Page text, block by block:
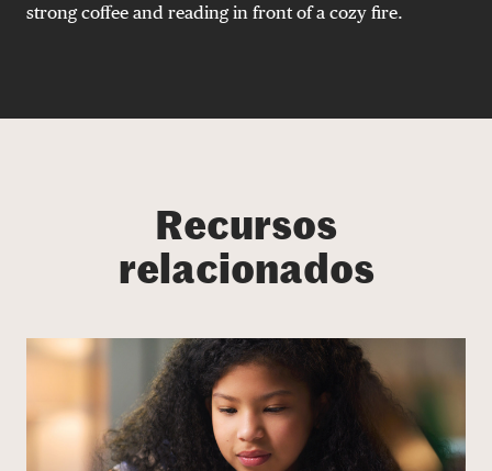
strong coffee and reading in front of a cozy fire.
Recursos
relacionados